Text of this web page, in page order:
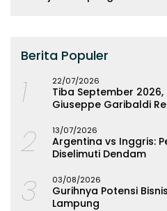
Berita Populer
1 22/07/2026
Tiba September
Giuseppe Garibaldi
2 13/07/2026
Argentina vs Inggris:
Diselimuti Dendam
3 03/08/2026
Gurihnya Potensi
Lampung